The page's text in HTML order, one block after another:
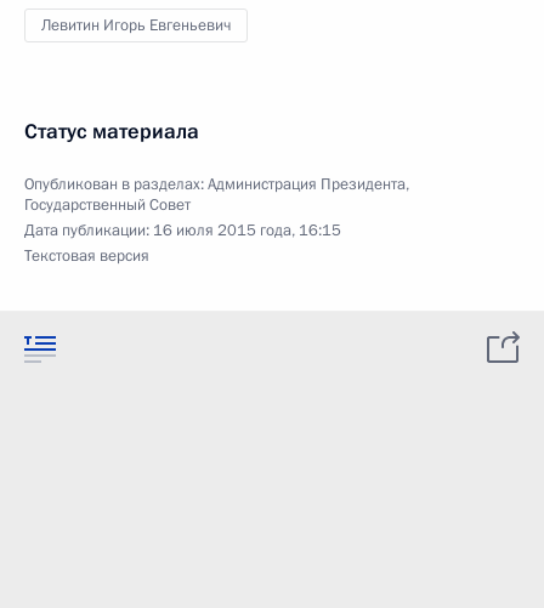
Левитин Игорь Евгеньевич
Статус материала
Опубликован в разделах:Администрация Президента,
Государственный Совет
Дата публикации: 16 июля 2015 года, 16:15
Текстовая версия